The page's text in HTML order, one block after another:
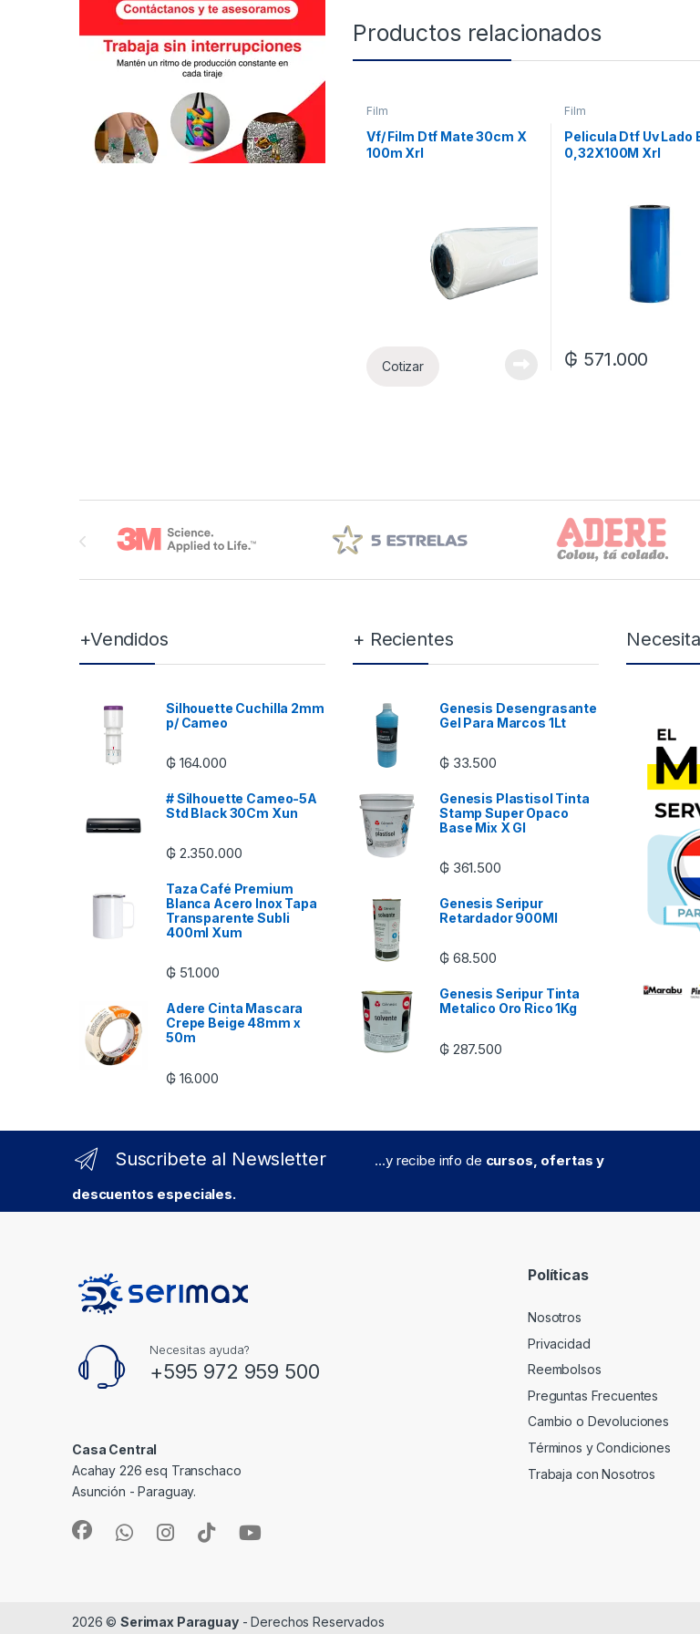
Productos relacionados
Film
Vf/ Film Dtf Mate 30cm X
100m Xrl
Cotizar
Film
Pelicula Dtf Uv Lado
0,32X100M Xrl
₲ 571.000
+Vendidos
Silhouette Cuchilla 2mm
p/ Cameo
₲ 164.000
# Silhouette Cameo-5A
Std Black 30Cm Xun
₲ 2.350.000
Taza Café Premium
Blanca Acero Inox Tapa
Transparente Subli
400ml Xum
₲ 51.000
Adere Cinta Mascara
Crepe Beige 48mm x
50m
₲ 16.000
+ Recientes
Genesis Desengrasante
Gel Para Marcos 1Lt
₲ 33.500
Genesis Plastisol Tinta
Stamp Super Opaco
Base Mix X Gl
₲ 361.500
Genesis Seripur
Retardador 900Ml
₲ 68.500
Genesis Seripur Tinta
Metalico Oro Rico 1Kg
₲ 287.500
Suscribete al Newsletter ...y recibe info de cursos, ofertas y
descuentos especiales.
Necesitas ayuda?
+595 972 959 500
Casa Central
Acahay 226 esq Transchaco
Asunción - Paraguay.
Políticas
Nosotros
Privacidad
Reembolsos
Preguntas Frecuentes
Cambio o Devoluciones
Términos y Condiciones
Trabaja con Nosotros
2026 ©Serimax Paraguay- Derechos Reservados